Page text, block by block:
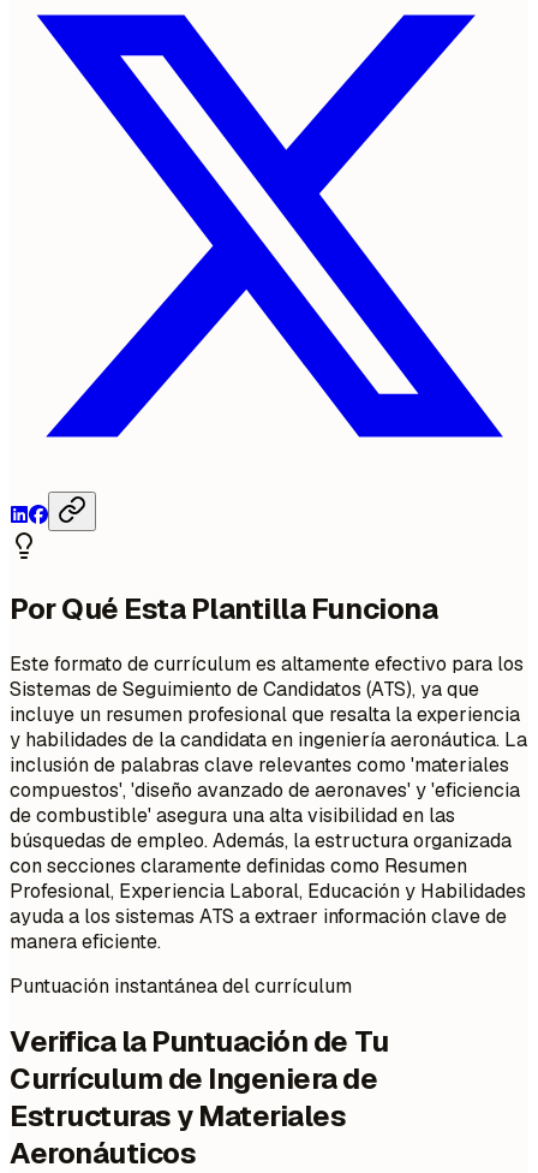
Por Qué Esta Plantilla Funciona
Este formato de currículum es altamente efectivo para los
Sistemas de Seguimiento de Candidatos (ATS), ya que
incluye un resumen profesional que resalta la experiencia
y habilidades de la candidata en ingeniería aeronáutica. La
inclusión de palabras clave relevantes como 'materiales
compuestos', 'diseño avanzado de aeronaves' y 'eficiencia
de combustible' asegura una alta visibilidad en las
búsquedas de empleo. Además, la estructura organizada
con secciones claramente definidas como Resumen
Profesional, Experiencia Laboral, Educación y Habilidades
ayuda a los sistemas ATS a extraer información clave de
manera eficiente.
Puntuación instantánea del currículum
Verifica la Puntuación de Tu
Currículum de Ingeniera de
Estructuras y Materiales
Aeronáuticos